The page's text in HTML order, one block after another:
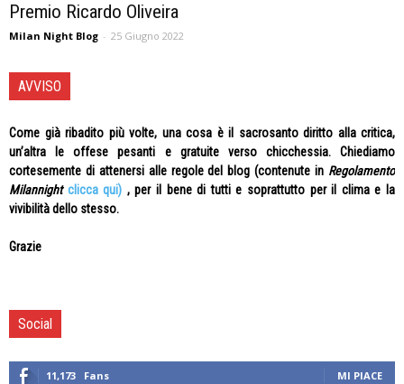
Premio Ricardo Oliveira
Milan Night Blog - 25 Giugno 2022
AVVISO
Come già ribadito più volte, una cosa è il sacrosanto diritto alla critica,
un’altra le offese pesanti e gratuite verso chicchessia. Chiediamo
cortesemente di attenersi alle regole del blog (contenute in Regolamento
Milannight clicca qui) , per il bene di tutti e soprattutto per il clima e la
vivibilità dello stesso.
Grazie
Social
11,173 Fans MI PIACE